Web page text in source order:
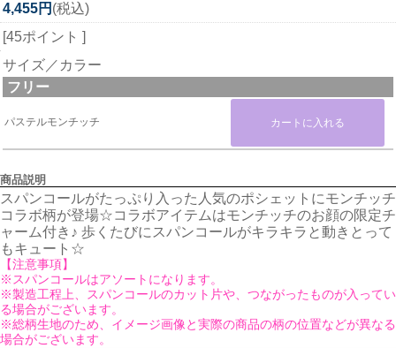
4,455円 (税込)
[45ポイント ]
サイズ／カラー
フリー
パステルモンチッチ
商品説明
スパンコールがたっぷり入った人気のポシェットにモンチッチ
コラボ柄が登場☆コラボアイテムはモンチッチのお顔の限定チ
ャーム付き♪ 歩くたびにスパンコールがキラキラと動きとって
もキュート☆
【注意事項】
※スパンコールはアソートになります。
※製造工程上、スパンコールのカット片や、つながったものが入ってい
る場合がございます。
※総柄生地のため、イメージ画像と実際の商品の柄の位置などが異なる
場合がございます。